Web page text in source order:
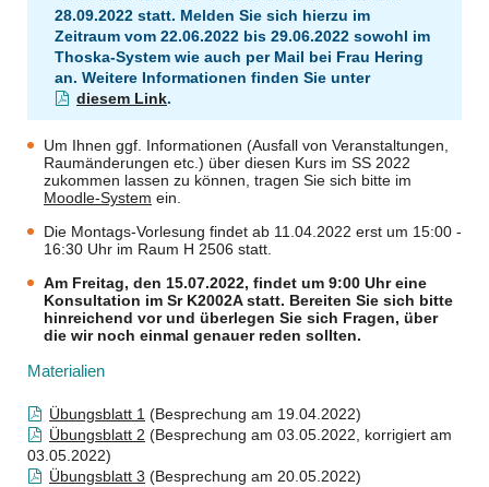
28.09.2022 statt. Melden Sie sich hierzu im
Zeitraum vom 22.06.2022 bis 29.06.2022 sowohl im
Thoska-System wie auch per Mail bei Frau Hering
an. Weitere Informationen finden Sie unter
diesem Link.
Um Ihnen ggf. Informationen (Ausfall von Veranstaltungen,
Raumänderungen etc.) über diesen Kurs im SS 2022
zukommen lassen zu können, tragen Sie sich bitte im
Moodle-System ein.
Die Montags-Vorlesung findet ab 11.04.2022 erst um 15:00 -
16:30 Uhr im Raum H 2506 statt.
Am Freitag, den 15.07.2022, findet um 9:00 Uhr eine
Konsultation im Sr K2002A statt. Bereiten Sie sich bitte
hinreichend vor und überlegen Sie sich Fragen, über
die wir noch einmal genauer reden sollten.
Materialien
Übungsblatt 1 (Besprechung am 19.04.2022)
Übungsblatt 2 (Besprechung am 03.05.2022, korrigiert am
03.05.2022)
Übungsblatt 3 (Besprechung am 20.05.2022)